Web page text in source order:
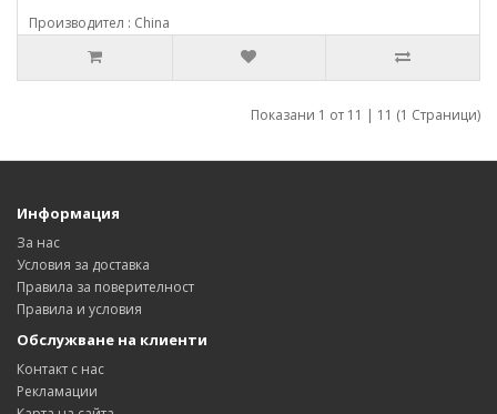
Производител : China
Показани 1 от 11 | 11 (1 Страници)
Информация
За нас
Условия за доставка
Правила за поверителност
Правила и условия
Обслужване на клиенти
Контакт с нас
Рекламации